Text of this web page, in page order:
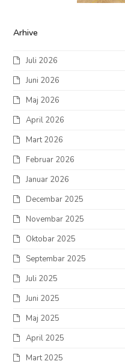
Arhive
Juli 2026
Juni 2026
Maj 2026
April 2026
Mart 2026
Februar 2026
Januar 2026
Decembar 2025
Novembar 2025
Oktobar 2025
Septembar 2025
Juli 2025
Juni 2025
Maj 2025
April 2025
Mart 2025